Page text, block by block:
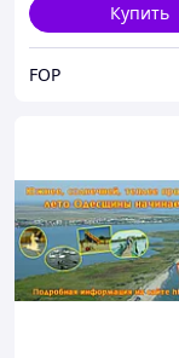
Купить
FOP